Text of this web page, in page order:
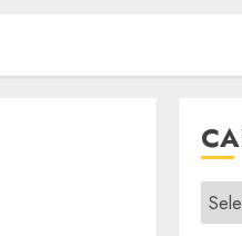
Cari